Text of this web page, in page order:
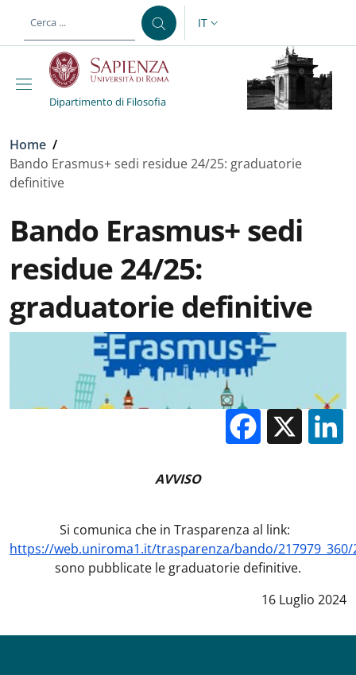
al contenuto principale
SELETTORE LINGUA:
IT
Dipartimento di Filosofia
Briciole di pane
Home /
Bando Erasmus+ sedi residue 24/25: graduatorie
definitive
Bando Erasmus+ sedi
residue 24/25:
graduatorie definitive
X
AVVISO
Si comunica che in Trasparenza al link:
https://web.uniroma1.it/trasparenza/bando/217979_360/
sono pubblicate le graduatorie definitive.
Data notizia:
16 Luglio 2024